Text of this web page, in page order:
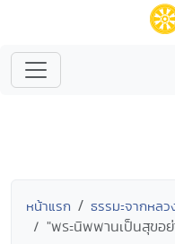
หน้าแรก ธรรมะจากหล
"พระนิพพานเป็นสุขอ